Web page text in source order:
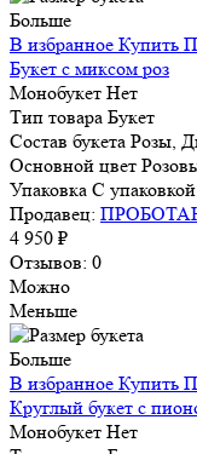
Больше
В избранное Купить
Букет с миксом роз
Монобукет Нет
Тип товара Букет
Состав букета Розы,
Основной цвет
Упаковка С упаковкой
Продавец:
4 950 ₽
Отзывов: 0
Можно
Меньше
Больше
В избранное Купить
Круглый букет с
Монобукет Нет